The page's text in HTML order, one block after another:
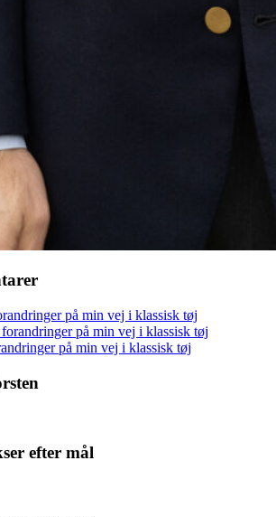
på min vej i klassisk tøj
på min vej i klassisk tøj
på min vej i klassisk tøj
efter mål